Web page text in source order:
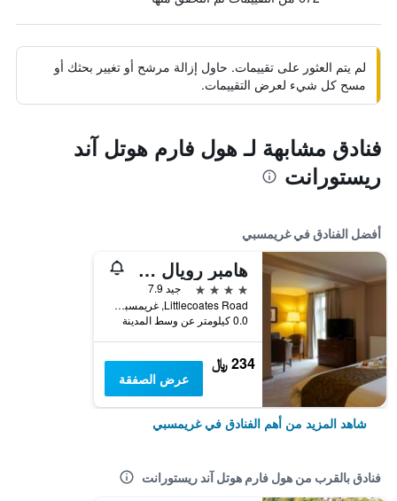
لم يتم العثور على تقييمات. حاول إزالة مرشح أو تغيير بحثك أو
مسح كل شيء لعرض التقييمات.
فنادق مشابهة لـ هول فارم هوتل آند
ريستورانت
أفضل الفنادق في غريمسبي
هامبر رويال هوتل
4 نجوم
جيد 7.9
Littlecoates Road, غريمسبي, المملكة المتحدة
0.0 كيلومتر عن وسط المدينة
234 ﷼
عرض الصفقة
شاهد المزيد من أهم الفنادق في غريمسبي
فنادق بالقرب من هول فارم هوتل آند ريستورانت